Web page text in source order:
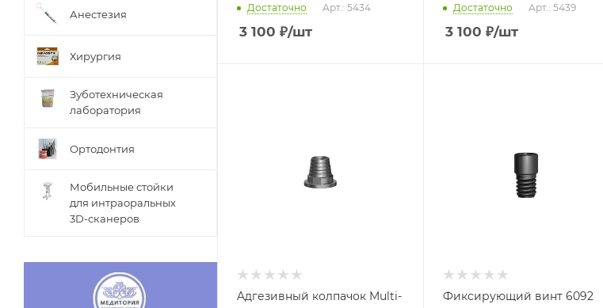
Достаточно Арт.: 5434
3 100 ₽/шт
Достаточно Арт.: 5439
3 100 ₽/шт
Aдгезивный колпачок Multi-
Фиксирующий винт 6092
Анестезия
Хирургия
Зуботехническая
лаборатория
Ортодонтия
Мобильные стойки
для интраоральных
3D-сканеров